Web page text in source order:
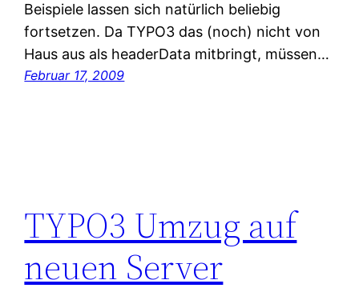
Beispiele lassen sich natürlich beliebig
fortsetzen. Da TYPO3 das (noch) nicht von
Haus aus als headerData mitbringt, müssen…
Februar 17, 2009
TYPO3 Umzug auf
neuen Server